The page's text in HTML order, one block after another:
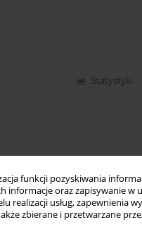
funkcji pozyskiwania
oraz zapisywanie w
realizacji usług, zapewnienia
zbierane i przetwarzane
Statystyki